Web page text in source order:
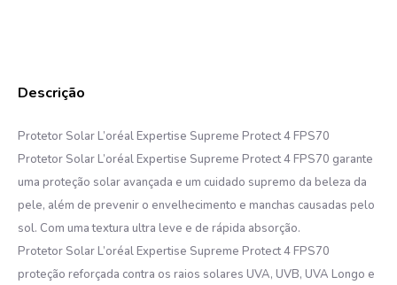
Protetor Solar L’oréal Expertise Supreme Protect 4 FPS70
Protetor Solar L’oréal Expertise Supreme Protect 4 FPS70 garante
uma proteção solar avançada e um cuidado supremo da beleza da
pele, além de prevenir o envelhecimento e manchas causadas pelo
sol. Com uma textura ultra leve e de rápida absorção.
Protetor Solar L’oréal Expertise Supreme Protect 4 FPS70
proteção reforçada contra os raios solares UVA, UVB, UVA Longo e